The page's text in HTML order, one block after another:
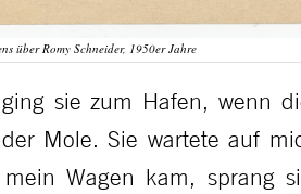
über Romy Schneider, 1950er Jahre
sie zum Hafen, wenn
Mole. Sie wartete auf
Wagen kam, sprang